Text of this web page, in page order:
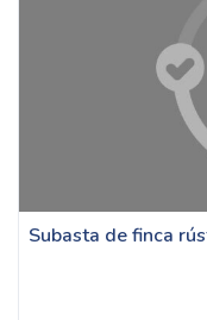
Subasta de finca